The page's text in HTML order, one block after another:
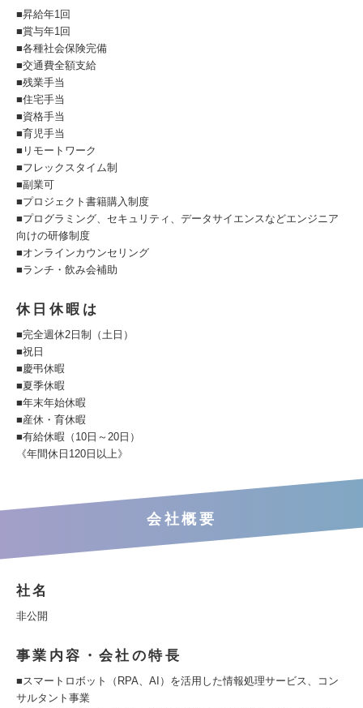
■昇給年1回
■賞与年1回
■各種社会保険完備
■交通費全額支給
■残業手当
■住宅手当
■資格手当
■育児手当
■リモートワーク
■フレックスタイム制
■副業可
■プロジェクト書籍購入制度
■プログラミング、セキュリティ、データサイエンスなどエンジニア
向けの研修制度
■オンラインカウンセリング
■ランチ・飲み会補助
休日休暇は
■完全週休2日制（土日）
■祝日
■慶弔休暇
■夏季休暇
■年末年始休暇
■産休・育休暇
■有給休暇（10日～20日）
《年間休日120日以上》
会社概要
社名
非公開
事業内容・会社の特長
■スマートロボット（RPA、AI）を活用した情報処理サービス、コン
サルタント事業